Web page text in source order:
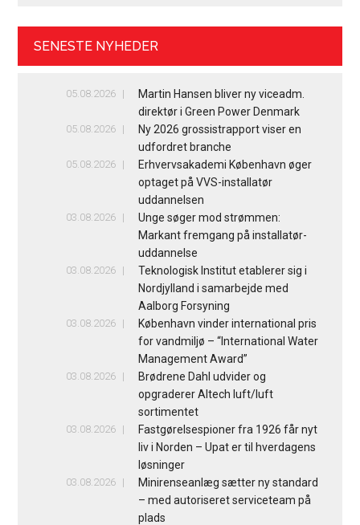
SENESTE NYHEDER
05.08.2026
Martin Hansen bliver ny viceadm.
direktør i Green Power Denmark
05.08.2026
Ny 2026 grossistrapport viser en
udfordret branche
05.08.2026
Erhvervsakademi København øger
optaget på VVS-installatør
uddannelsen
03.08.2026
Unge søger mod strømmen:
Markant fremgang på installatør-
uddannelse
03.08.2026
Teknologisk Institut etablerer sig i
Nordjylland i samarbejde med
Aalborg Forsyning
03.08.2026
København vinder international pris
for vandmiljø – “International Water
Management Award”
03.08.2026
Brødrene Dahl udvider og
opgraderer Altech luft/luft
sortimentet
03.08.2026
Fastgørelsespioner fra 1926 får nyt
liv i Norden – Upat er til hverdagens
løsninger
03.08.2026
Minirenseanlæg sætter ny standard
– med autoriseret serviceteam på
plads